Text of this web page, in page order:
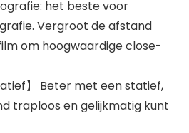
het beste voor
Vergroot de afstand
om hoogwaardige close-
】 Beter met een statief,
traploos en gelijkmatig kunt